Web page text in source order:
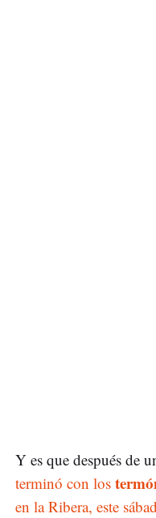
Y es que después de
terminó con los
en la Ribera, este